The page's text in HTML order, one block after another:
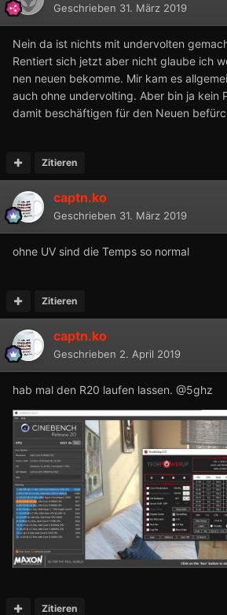
Geschrieben 31. März 2019
Nein da ist nichts mit undervolten
Rentiert sich jetzt aber nicht glaube ich
nen neuen bekomme. Mir kam es
auch ohne undervolting. Aber bin ja kein
damit beschäftigen für den Neuen
Zitieren
captn.ko
Geschrieben 31. März 2019
ohne UV sind die Temps so normal
Zitieren
captn.ko
Geschrieben 2. April 2019
hab mal den R20 laufen lassen. @5ghz
Zitieren